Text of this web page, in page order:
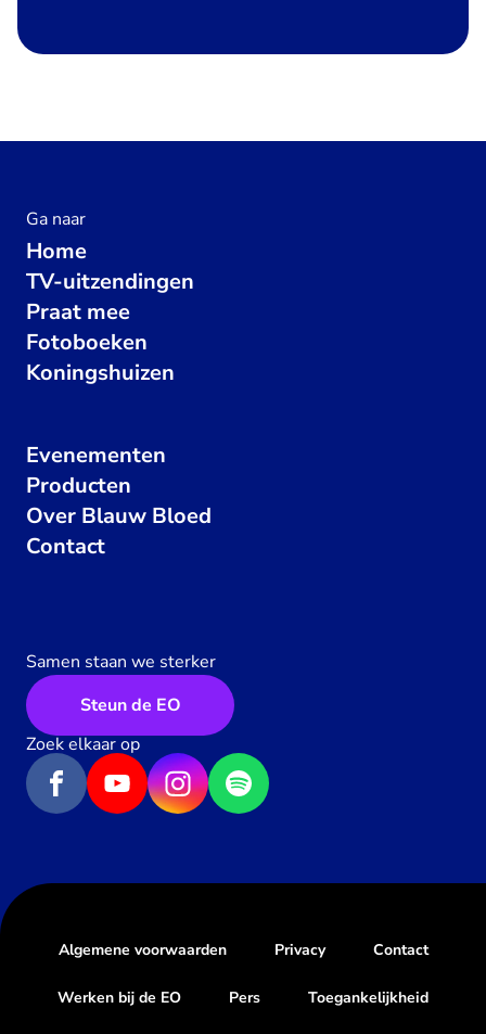
Ga naar
Home
TV-uitzendingen
Praat mee
Fotoboeken
Koningshuizen
Evenementen
Producten
Over Blauw Bloed
Contact
Samen staan we sterker
Steun de EO
Zoek elkaar op
Algemene voorwaarden Privacy Contact
Werken bij de EO Pers Toegankelijkheid